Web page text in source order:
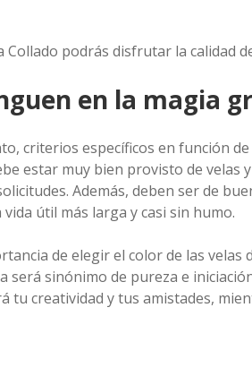
Collado podrás disfrutar la calidad
en la magia
criterios específicos en función
estar muy bien provisto de velas
Además, deben ser de
útil más larga y casi sin humo.
de elegir el color de las
será sinónimo de pureza e
tu creatividad y tus amistades,